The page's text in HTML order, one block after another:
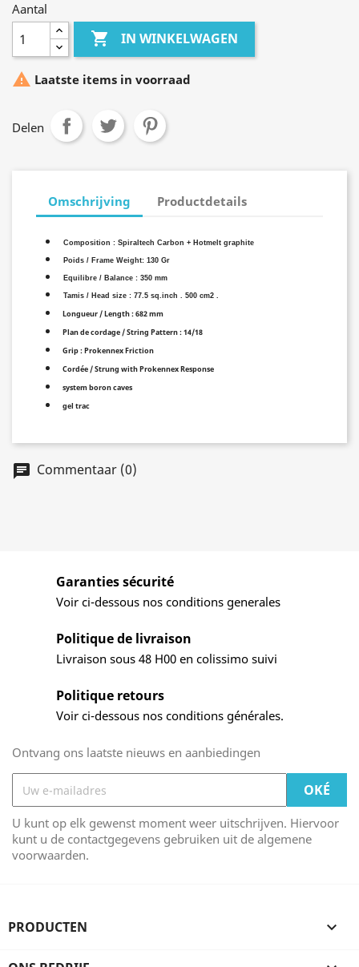
Aantal
 IN WINKELWAGEN
 Laatste items in voorraad
Delen
Omschrijving Productdetails
Composition : Spiraltech Carbon + Hotmelt graphite
Poids / Frame Weight: 130 Gr
Equilibre / Balance : 350 mm
Tamis / Head size : 77.5 sq.inch . 500 cm2 .
Longueur / Length : 682 mm
Plan de cordage / String Pattern : 14/18
Grip : Prokennex Friction
Cordée / Strung with Prokennex Response
system boron caves
gel trac
Commentaar (0)
Garanties sécurité
Voir ci-dessous nos conditions generales
Politique de livraison
Livraison sous 48 H00 en colissimo suivi
Politique retours
Voir ci-dessous nos conditions générales.
Ontvang ons laatste nieuws en aanbiedingen
U kunt op elk gewenst moment weer uitschrijven. Hiervoor
kunt u de contactgegevens gebruiken uit de algemene
voorwaarden.
PRODUCTEN 